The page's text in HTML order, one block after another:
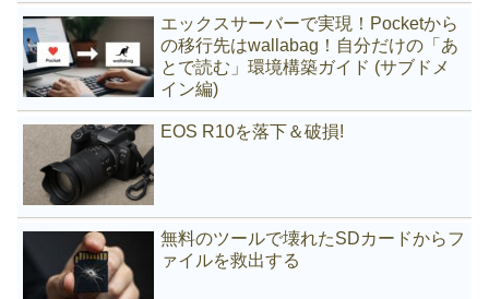
エックスサーバーで実現！Pocketから
の移行先はwallabag！自分だけの「あ
とで読む」環境構築ガイド (サブドメ
イン編)
EOS R10を落下＆破損!
無料のツールで壊れたSDカードからフ
ァイルを救出する